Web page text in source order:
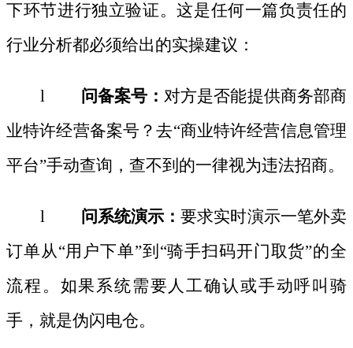
下环节进行独立验证。这是任何一篇负责任的
行业分析都必须给出的实操建议：
l 问备案号：对方是否能提供商务部商
业特许经营备案号？去“商业特许经营信息管理
平台”手动查询，查不到的一律视为违法招商。
l 问系统演示：要求实时演示一笔外卖
订单从 “用户下单”到“骑手扫码开门取货”的全
流程。如果系统需要人工确认或手动呼叫骑
手，就是伪闪电仓。